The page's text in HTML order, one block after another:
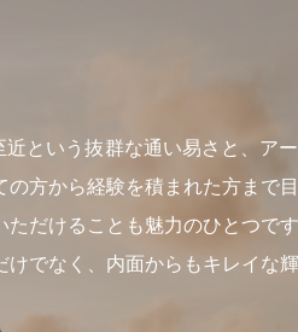
という抜群な通い易さと、ア
方から経験を積まれた方まで
だけることも魅力のひとつで
でなく、内面からもキレイな